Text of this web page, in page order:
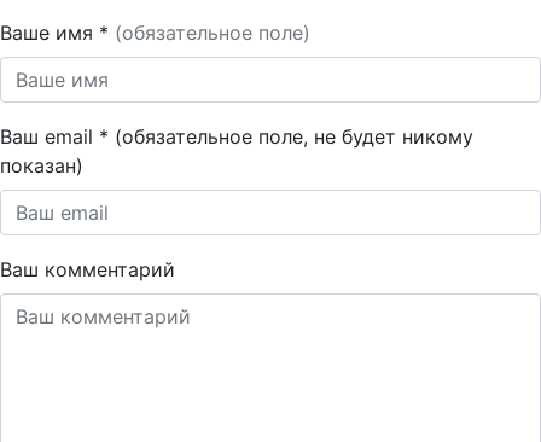
Ваше имя * (обязательное поле)
Ваш email * (обязательное поле, не будет никому
показан)
Ваш комментарий